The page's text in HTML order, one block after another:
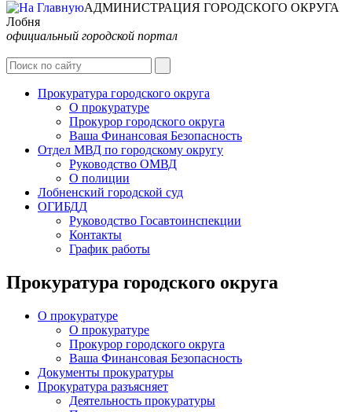
АДМИНИСТРАЦИЯ ГОРОДСКОГО ОКРУГА
Лобня
официальный городской портал
Прокуратура городского округа
О прокуратуре
Прокурор городского округа
Ваша Финансовая Безопасность
Отдел МВД по городскому округу
Руководство ОМВД
О полиции
Лобненский городской суд
ОГИБДД
Руководство Госавтоинспекции
Контакты
График работы
Прокуратура городского округа
О прокуратуре
О прокуратуре
Прокурор городского округа
Ваша Финансовая Безопасность
Документы прокуратуры
Прокуратура разъясняет
Деятельность прокуратуры